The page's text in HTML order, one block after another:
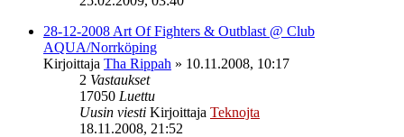
28-12-2008 Art Of Fighters & Outblast @ Club
AQUA/Norrköping
Kirjoittaja Tha Rippah » 10.11.2008, 10:17
2 Vastaukset
17050 Luettu
Uusin viesti Kirjoittaja Teknojta
18.11.2008, 21:52